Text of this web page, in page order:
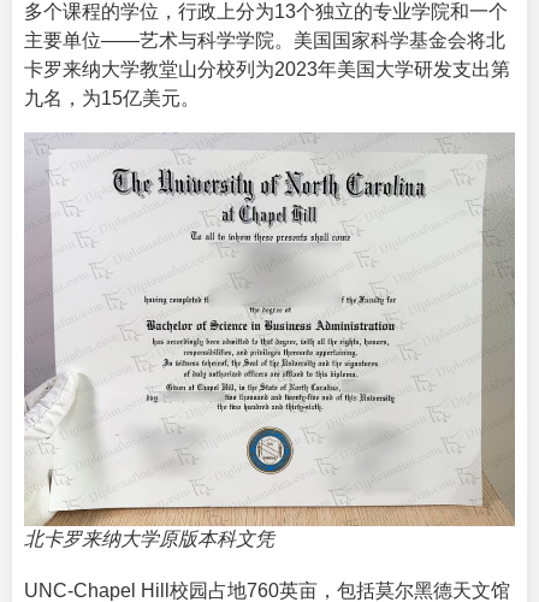
多个课程的学位，行政上分为13个独立的专业学院和一个
主要单位——艺术与科学学院。美国国家科学基金会将北
卡罗来纳大学教堂山分校列为2023年美国大学研发支出第
九名，为15亿美元。
北卡罗来纳大学原版本科文凭
UNC-Chapel Hill校园占地760英亩，包括莫尔黑德天文馆